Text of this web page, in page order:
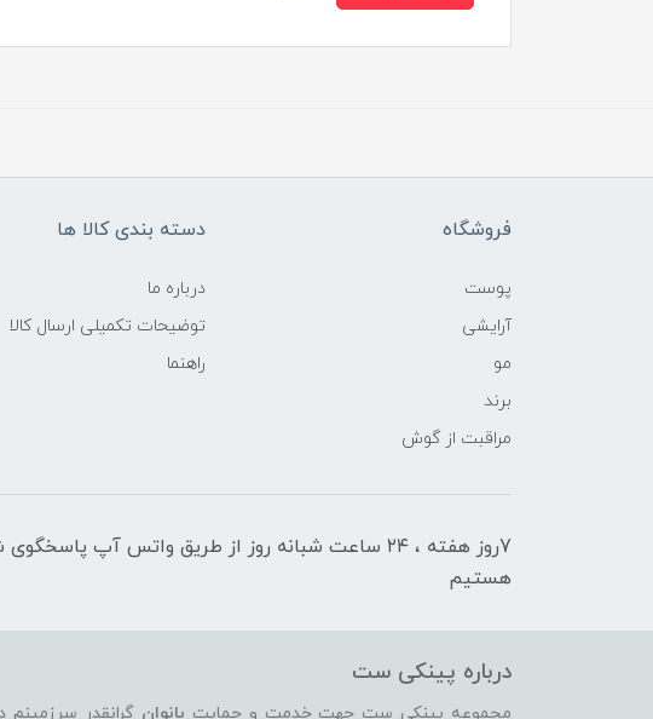
فروشگاه
پوست
آرایشی
مو
برند
مراقبت از گوش
دسته بندی کالا ها
درباره ما
توضیحات تکمیلی ارسال کالا
راهنما
7روز هفته ، ۲۴ ساعت شبانه‌ روز از طریق واتس آپ
هستیم
درباره پینکی ست
مجموعه پینکی ست جهت خدمت و حمایت بانوان گرانقدر